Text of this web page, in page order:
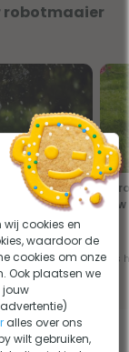
robotmaaier
Maak
De
Lees
wij cookies en
waardoor de
cookies om onze
Ook plaatsen we
jouw
alles over ons
wilt gebruiken,